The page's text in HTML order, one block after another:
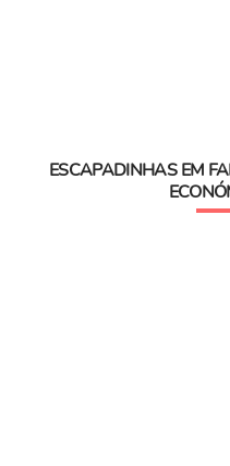
ESCAPADINHAS EM